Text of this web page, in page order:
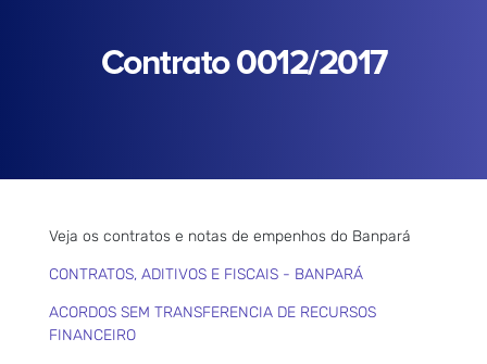
Contrato 0012/2017
Veja os contratos e notas de empenhos do Banpará
CONTRATOS, ADITIVOS E FISCAIS - BANPARÁ
ACORDOS SEM TRANSFERENCIA DE RECURSOS
FINANCEIRO